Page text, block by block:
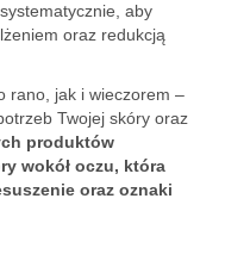
aby
oraz redukcją
rano, jak i wieczorem –
Twojej skóry oraz
produktów
wokół oczu, która
oraz oznaki